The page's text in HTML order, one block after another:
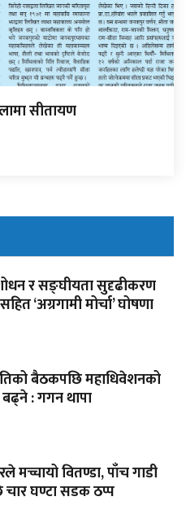
सीतायण
र सङ्घीयता सुदृढीकरण
‘अग्रगामी मोर्चा’ घोषणा
बैठकपछि महाधिवेशनको
बढ्ने : गगन थापा
मच्चायो वितण्डा, पाँच गाडी
चार घण्टा सडक ठप्प